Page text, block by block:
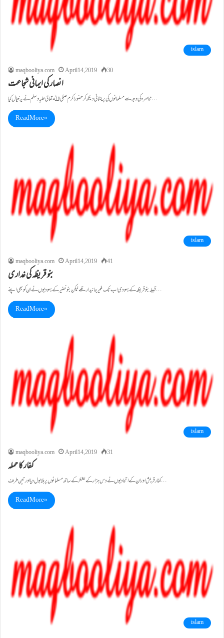
islam
maqbooliya.com
April 14, 2019 30
انصار کی ایمانی شجاعت
محاصرہ کی وجہ سے مسلمانوں کی پریشانی دیکھ کر حضورِ اکرم صلی اﷲ تعالیٰ علیہ وسلم نے یہ خیال کیا…
Read More »
islam
maqbooliya.com
April 14, 2019 41
بنو قریظہ کی غداری
قبیلہ بنو قریظہ کے یہودی اب تک غیر جانبدار تھے لیکن بنو نضیر کے یہودیوں نے ان کو بھی اپنے…
Read More »
islam
maqbooliya.com
April 14, 2019 31
کفار کا حملہ
کفار قریش اور ان کے اتحادیوں نے دس ہزار کے لشکر کے ساتھ مسلمانوں پر ہلابول دیا اور تین طرف…
Read More »
islam